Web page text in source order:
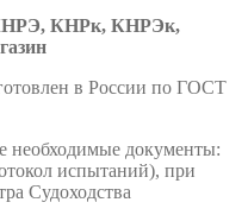
КНРк, КНРЭк,
в России по ГОСТ
необходимые документы:
испытаний), при
Судоходства